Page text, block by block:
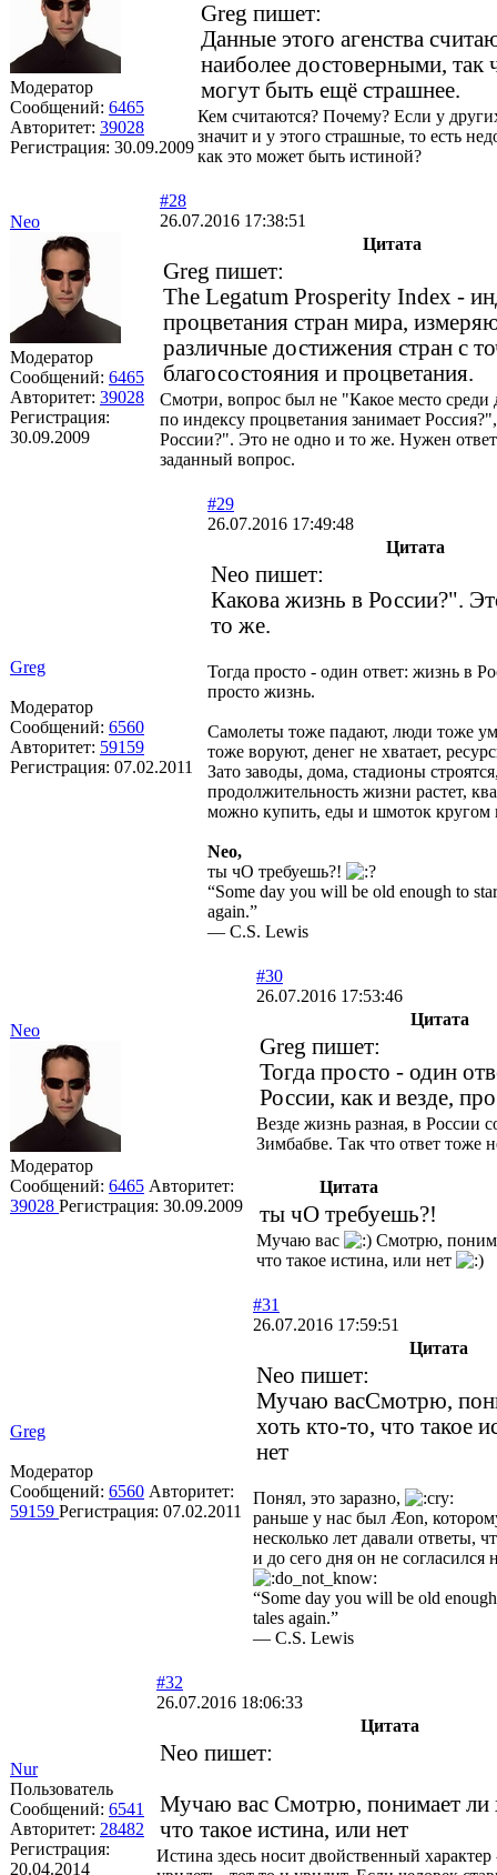
Модератор
Сообщений: 6465
Авторитет: 39028
Регистрация: 30.09.2009
Greg пишет:
Данные этого агенства
наиболее достоверными, так
могут быть ещё страшнее.
Кем считаются? Почему? Если у
значит и у этого страшные, то есть
как это может быть истиной?
Neo
Модератор
Сообщений: 6465
Авторитет: 39028
Регистрация:
30.09.2009
#28
26.07.2016 17:38:51
Цитата
Greg пишет:
The Legatum Prosperity Index -
процветания стран мира,
различные достижения стран с
благосостояния и процветания.
Смотри, вопрос был не "Какое место среди
по индексу процветания занимает
России?". Это не одно и то же. Нужен
заданный вопрос.
Greg
Модератор
Сообщений: 6560
Авторитет: 59159
Регистрация: 07.02.2011
#29
26.07.2016 17:49:48
Цитата
Neo пишет:
Какова жизнь в России?".
то же.
Тогда просто - один ответ: жизнь в
просто жизнь.
Самолеты тоже падают, люди тоже
тоже воруют, денег не хватает,
Зато заводы, дома, стадионы
продолжительность жизни растет,
можно купить, еды и шмоток кругом
Neo,
ты чО требуешь?!
“Some day you will be old enough to
again.”
― C.S. Lewis
Neo
Модератор
Сообщений: 6465 Авторитет:
39028 Регистрация: 30.09.2009
#30
26.07.2016 17:53:46
Цитата
Greg пишет:
Тогда просто - один
России, как и везде,
Везде жизнь разная, в России
Зимбабве. Так что ответ тоже
Цитата
ты чО требуешь?!
Мучаю вас
Смотрю,
что такое истина, или нет
Greg
Модератор
Сообщений: 6560 Авторитет:
59159 Регистрация: 07.02.2011
#31
26.07.2016 17:59:51
Цитата
Neo пишет:
Мучаю васСмотрю,
хоть кто-то, что такое
нет
Понял, это заразно,
раньше у нас был Æon,
несколько лет давали ответы,
и до сего дня он не
“Some day you will be old
tales again.”
― C.S. Lewis
Nur
Пользователь
Сообщений: 6541
Авторитет: 28482
Регистрация:
20.04.2014
#32
26.07.2016 18:06:33
Цитата
Neo пишет:
Мучаю вас Смотрю, понимает ли
что такое истина, или нет
Истина здесь носит двойственный характер